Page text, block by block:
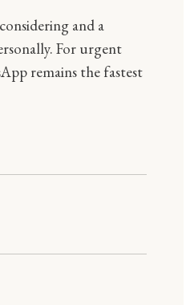
and a
For urgent
remains the fastest